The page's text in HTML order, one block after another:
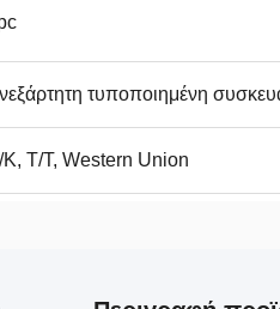
τυποποιημένη
Τ/Τ, Western Union